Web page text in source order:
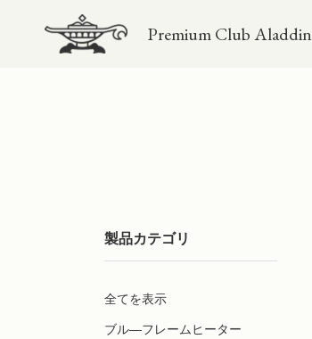
Premium Club Aladdin
製品カテゴリ
全てを表示
ブル―フレームヒーター